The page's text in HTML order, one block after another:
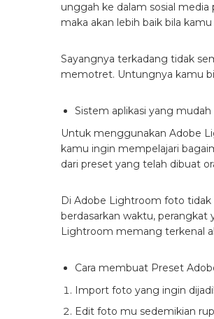
unggah ke dalam sosial media
maka akan lebih baik bila
Sayangnya terkadang tidak
memotret. Untungnya kamu
Sistem aplikasi yang mudah
Untuk menggunakan Adobe
kamu ingin mempelajari
dari preset yang telah dibuat
Di Adobe Lightroom foto tidak
berdasarkan waktu,
Lightroom memang terkenal
Cara membuat Preset
Import foto yang ingin
Edit foto mu sedemikian